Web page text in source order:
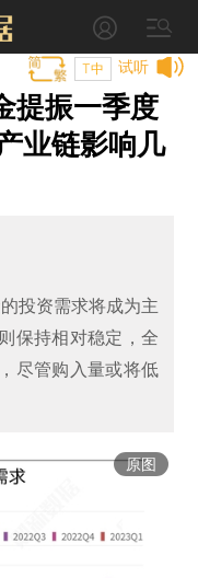
试听
T中
提振一季度
业链影响几
投资需求将成为主
保持相对稳定，全
尽管购入量或将低
原图